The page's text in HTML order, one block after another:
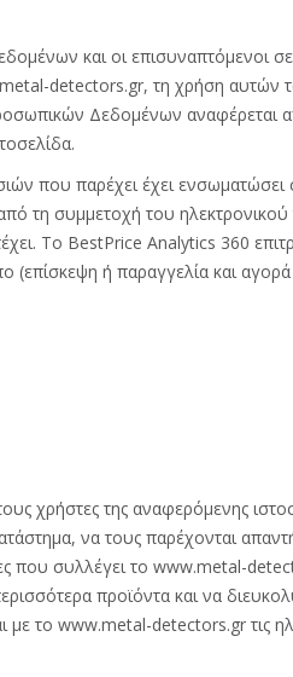
και οι επισυναπτόμενοι
detectors.gr, τη χρήση αυτών
Δεδομένων αναφέρεται
που παρέχει έχει
τη συμμετοχή του
Το BestPrice Analytics 360
ή παραγγελία και
χρήστες της αναφερόμενης
να τους παρέχονται
που συλλέγει το www.metal-
προϊόντα και να
το www.metal-detectors.gr τις